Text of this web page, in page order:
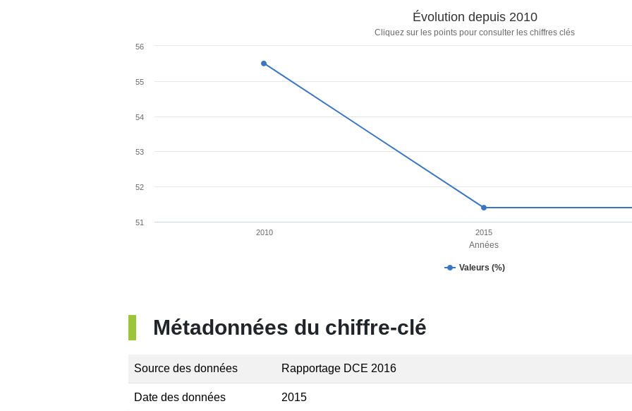
Années
Évolution depuis 2010
Cliquez sur les points pour consulter les chiffres clés
Valeurs (%)
2010 2015
51
52
53
54
55
56
Métadonnées du chiffre‐clé
Source des données Rapportage DCE 2016
Date des données 2015